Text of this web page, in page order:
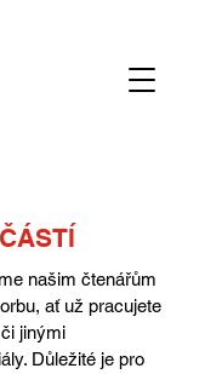
našim čtenářům
ať už pracujete
jinými
Důležité je pro